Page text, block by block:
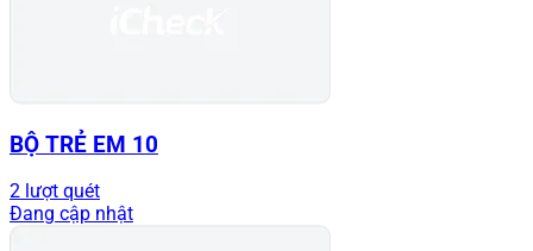
BỘ TRẺ EM 10
2 lượt quét
Đang cập nhật